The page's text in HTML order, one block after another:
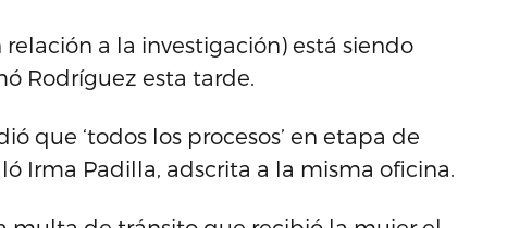
a la investigación) está siendo
Rodríguez esta tarde.
que ‘todos los procesos’ en etapa de
Irma Padilla, adscrita a la misma oficina.